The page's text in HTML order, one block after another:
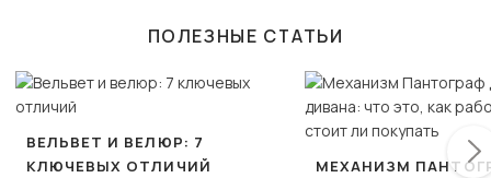
ПОЛЕЗНЫЕ СТАТЬИ
ВЕЛЬВЕТ И ВЕЛЮР: 7
КЛЮЧЕВЫХ ОТЛИЧИЙ
МЕХАНИЗМ